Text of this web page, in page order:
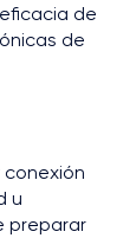
de
de
u
preparar